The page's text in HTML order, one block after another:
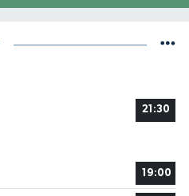
21:30
19:00